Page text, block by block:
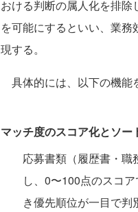
おける判断の属人化を排
を可能にするといい、業
現する。
具体的には、以下の機能
マッチ度のスコア化とソー
応募書類（履歴書・
し、0〜100点のスコ
き優先順位が一目で判